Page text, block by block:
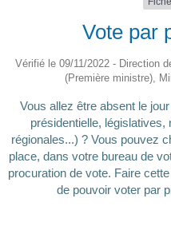
Vote par
Vérifié le 09/11/2022 - Direction
(Première ministre),
Vous allez être absent le
présidentielle,
régionales...) ? Vous pouvez
place, dans votre bureau de
procuration de vote. Faire
de pouvoir voter par